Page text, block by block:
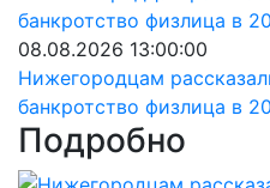
08.08.2026 13:00:00
Нижегородцам
банкротство физлица в
Подробно